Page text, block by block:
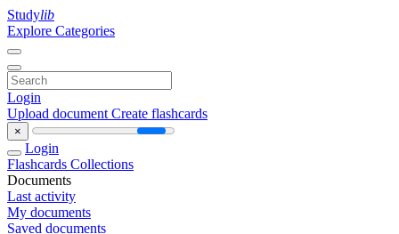
Studylib
Explore Categories
Login
Upload document Create flashcards
×
Login
Flashcards Collections
Documents
Last activity
My documents
Saved documents